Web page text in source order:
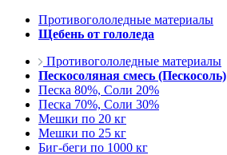
Противогололедные материалы
Щебень от гололеда
Противогололедные материалы
Пескосоляная смесь (Пескосоль)
Песка 80%, Соли 20%
Песка 70%, Соли 30%
Мешки по 20 кг
Мешки по 25 кг
Биг-беги по 1000 кг